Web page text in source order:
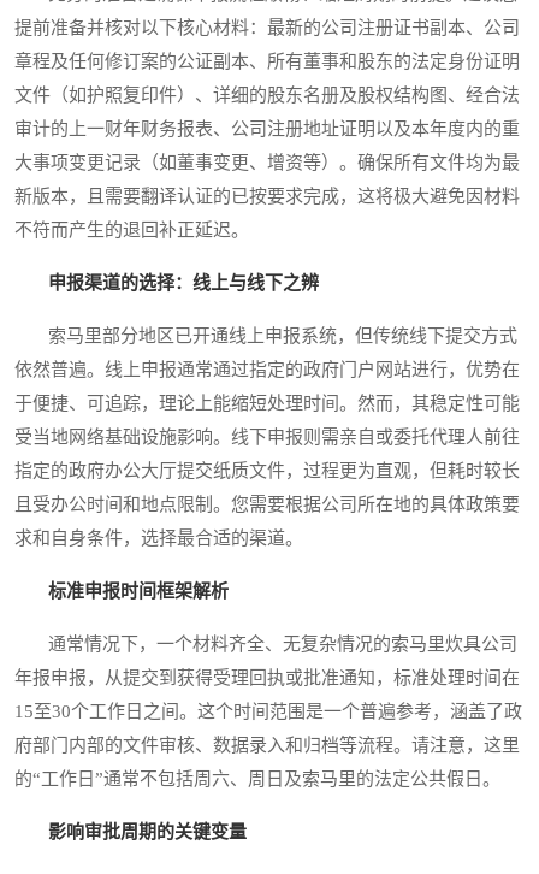
提前准备并核对以下核心材料：最新的公司注册证书副本、公司
章程及任何修订案的公证副本、所有董事和股东的法定身份证明
文件（如护照复印件）、详细的股东名册及股权结构图、经合法
审计的上一财年财务报表、公司注册地址证明以及本年度内的重
大事项变更记录（如董事变更、增资等）。确保所有文件均为最
新版本，且需要翻译认证的已按要求完成，这将极大避免因材料
不符而产生的退回补正延迟。
申报渠道的选择：线上与线下之辨
索马里部分地区已开通线上申报系统，但传统线下提交方式
依然普遍。线上申报通常通过指定的政府门户网站进行，优势在
于便捷、可追踪，理论上能缩短处理时间。然而，其稳定性可能
受当地网络基础设施影响。线下申报则需亲自或委托代理人前往
指定的政府办公大厅提交纸质文件，过程更为直观，但耗时较长
且受办公时间和地点限制。您需要根据公司所在地的具体政策要
求和自身条件，选择最合适的渠道。
标准申报时间框架解析
通常情况下，一个材料齐全、无复杂情况的索马里炊具公司
年报申报，从提交到获得受理回执或批准通知，标准处理时间在
15至30个工作日之间。这个时间范围是一个普遍参考，涵盖了政
府部门内部的文件审核、数据录入和归档等流程。请注意，这里
的“工作日”通常不包括周六、周日及索马里的法定公共假日。
影响审批周期的关键变量